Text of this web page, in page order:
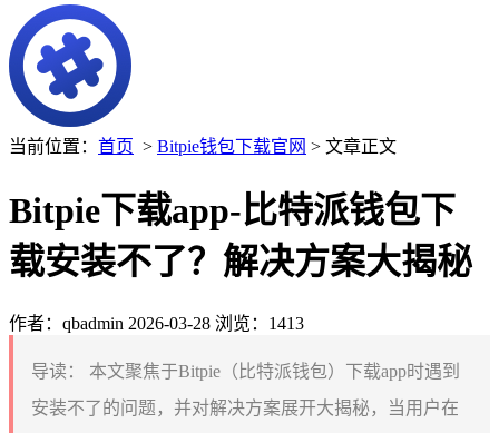
当前位置： 首页 > Bitpie钱包下载官网 > 文章正文
Bitpie下载app-比特派钱包下
载安装不了？解决方案大揭秘
作者：qbadmin 2026-03-28 浏览：1413
导读：
本文聚焦于Bitpie（比特派钱包）下载app时遇到
安装不了的问题，并对解决方案展开大揭秘，当用户在